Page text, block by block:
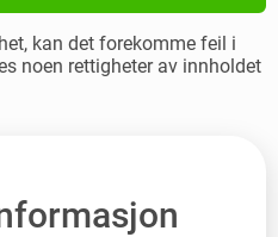
kan det forekomme feil i
noen rettigheter av innholdet